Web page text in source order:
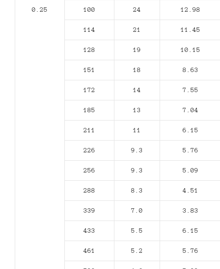
0.25 100 24 12.98
114 21 11.45
128 19 10.15
151 18 8.63
172 14 7.55
185 13 7.04
211 11 6.15
226 9.3 5.76
256 9.3 5.09
288 8.3 4.51
339 7.0 3.83
433 5.5 6.15
461 5.2 5.76